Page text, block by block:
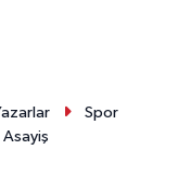
Spor
Asayiş